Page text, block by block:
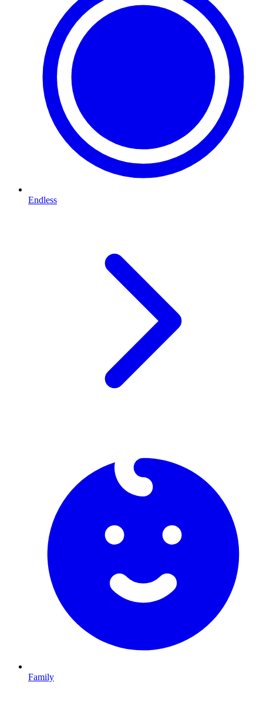
Endless
Family